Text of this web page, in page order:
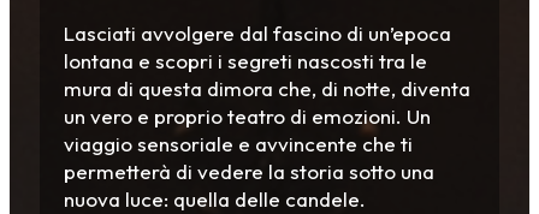
Lasciati avvolgere dal fascino di un’epoca
lontana e scopri i segreti nascosti tra le
mura di questa dimora che, di notte, diventa
un vero e proprio teatro di emozioni. Un
viaggio sensoriale e avvincente che ti
permetterà di vedere la storia sotto una
nuova luce: quella delle candele.